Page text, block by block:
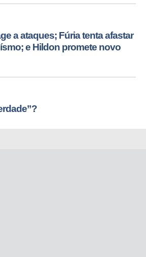
a ataques; Fúria tenta afastar
e Hildon promete novo